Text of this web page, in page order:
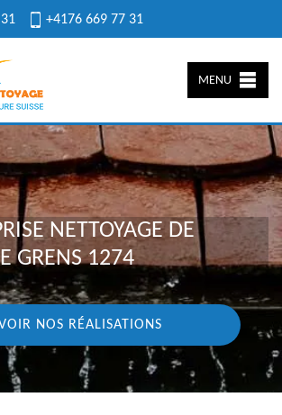
+4176 669 77 31
MENU
NETTOYAGE DE
GRENS 1274
NOS RÉALISATIONS